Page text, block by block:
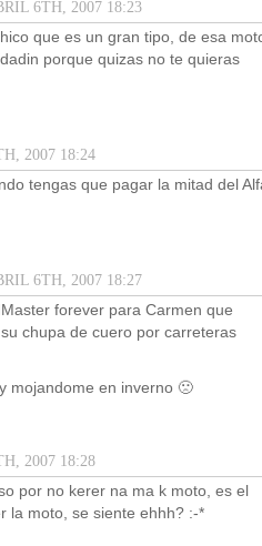
6TH, 2007 18:23
que es un gran tipo, de esa
porque quizas no te quieras
2007 18:24
tengas que pagar la mitad del
6TH, 2007 18:27
forever para Carmen que
chupa de cuero por carreteras
mojandome en inverno 🙁
2007 18:28
por no kerer na ma k moto, es el
la moto, se siente ehhh? :-*